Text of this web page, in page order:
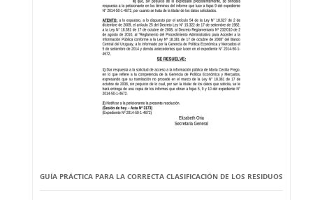
GUÍA PRÁCTICA PARA LA CORRECTA CLASIFICACIÓN DE LOS RESIDUOS